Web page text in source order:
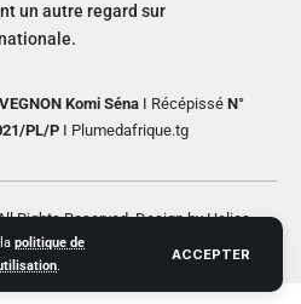
politique de
.
ACCEPTER
un autre regard sur
Komi SénaI RécépisséN°
PL/PI Plumedafrique.tg
Rights Reserved. Design by Helios
Creative